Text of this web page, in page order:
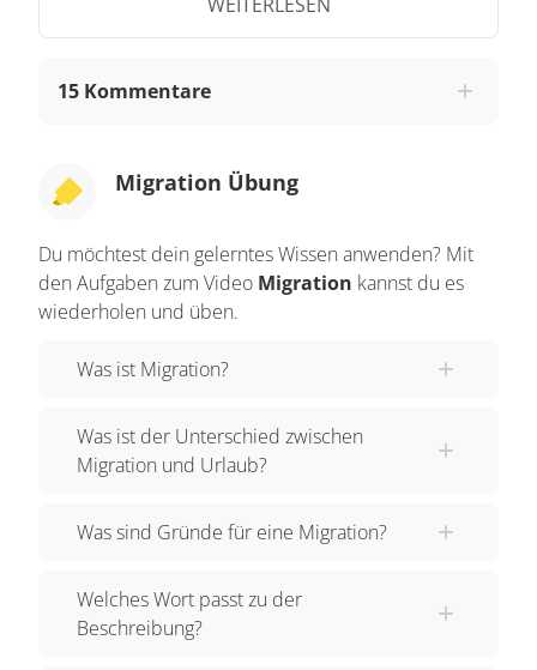
sogar selbst mit deiner Familie fliehen. Und
"Migration" Was bedeutet der Begriff "Migration"?
"Auswanderung". Menschen wandern aus, wenn
sie das Land, in dem sie geboren wurden und
zu leben. Wenn du also in den Ferien nach
Schweden fährst, um dort Urlaub zu machen,
dann ja nicht für immer dort, sondern fährst am
Menschen ihre Heimat und suchen eine neue?
Dies kann verschiedene Gründe haben. Einen
von Juri: KRIEG. Auch ohne Krieg kann das
zum Beispiel, wenn du verfolgt wirst. Damit ist
NICHT gemeint, dass die Leute dir hinterher
15 Kommentare
Migration Übung
Du möchtest dein gelerntes Wissen anwenden? Mit
den Aufgaben zum Video Migration kannst du es
wiederholen und üben.
Was ist Migration?
Was ist der Unterschied zwischen
Migration und Urlaub?
Was sind Gründe für eine Migration?
Welches Wort passt zu der
Beschreibung?